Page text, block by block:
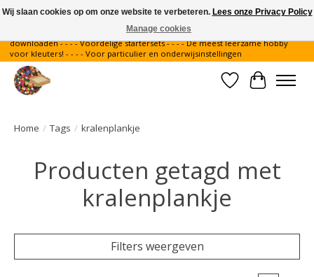
Gratis verzending binnen Nederland - - - - Legvoorbeelden gratis te
downloaden - - - - Voordelige startersets - - - - De meest leerzame hobby
voor kleuters! - - - - Voor particulier en onderwijsinstellingen
Verlanglijst
Home / Tags / kralenplankje
Producten getagd met
kralenplankje
Filters weergeven
Wij slaan cookies op om onze website te verbeteren. Lees onze Privacy Policy
Manage cookies